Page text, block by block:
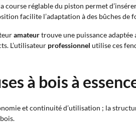
course réglable du piston permet
facilite l’adaptation à des bûches de
amateurtrouve une puissance
L’utilisateur professionnel utilise ces
à bois à
et continuité d’utilisation ; la